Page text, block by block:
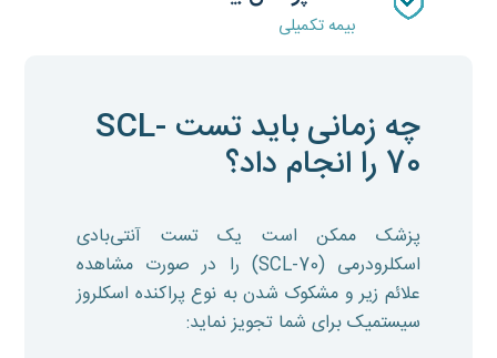
بیمه تکمیلی
چه زمانی باید تست SCL-
70 را انجام داد؟
پزشک ممکن است یک تست آنتی‌بادی
اسکلرودرمی (SCL-70) را در صورت مشاهده
علائم زیر و مشکوک شدن به نوع پراکنده اسکلروز
سیستمیک برای شما تجویز نماید: